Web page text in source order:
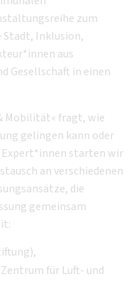
zum
Stadt, Inklusion,
aus
Gesellschaft in einen
Mobilität« fragt, wie
gelingen kann oder
starten wir
an verschiedenen
die
gemeinsam
für Luft- und